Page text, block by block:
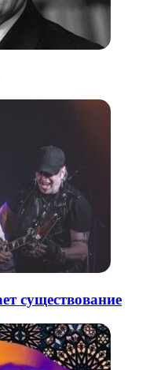
существование